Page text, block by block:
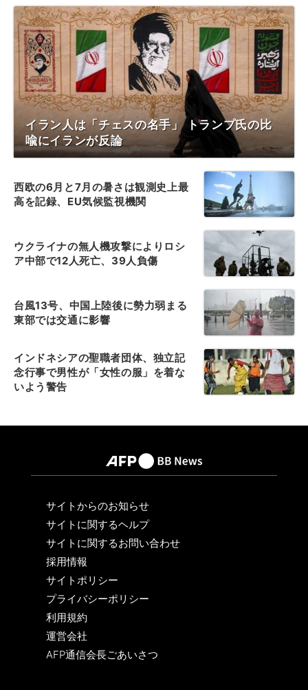
イラン人は「チェスの名手」 トランプ氏の比
喩にイランが反論
西欧の6月と7月の暑さは観測史上最
高を記録、EU気候監視機関
ウクライナの無人機攻撃によりロシ
ア中部で12人死亡、39人負傷
台風13号、中国上陸後に勢力弱まる
東部では交通に影響
インドネシアの聖職者団体、独立記
念行事で男性が「女性の服」を着な
いよう警告
サイトからのお知らせ
サイトに関するヘルプ
サイトに関するお問い合わせ
採用情報
サイトポリシー
プライバシーポリシー
利用規約
運営会社
AFP通信会長ごあいさつ